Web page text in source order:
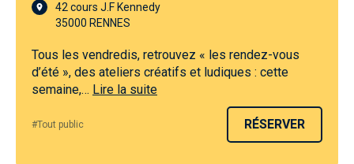
42 cours J.F Kennedy
35000 RENNES
Tous les vendredis, retrouvez « les rendez-vous
d’été », des ateliers créatifs et ludiques : cette
semaine,… Lire la suite
#Tout public RÉSERVER